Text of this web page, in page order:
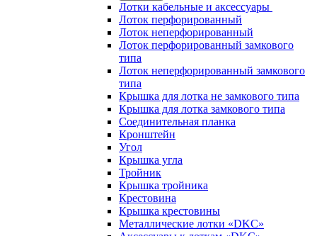
Лотки кабельные и аксессуары
Лоток перфорированный
Лоток неперфорированный
Лоток перфорированный замкового
типа
Лоток неперфорированный замкового
типа
Крышка для лотка не замкового типа
Крышка для лотка замкового типа
Соединительная планка
Кронштейн
Угол
Крышка угла
Тройник
Крышка тройника
Крестовина
Крышка крестовины
Металлические лотки «DKC»